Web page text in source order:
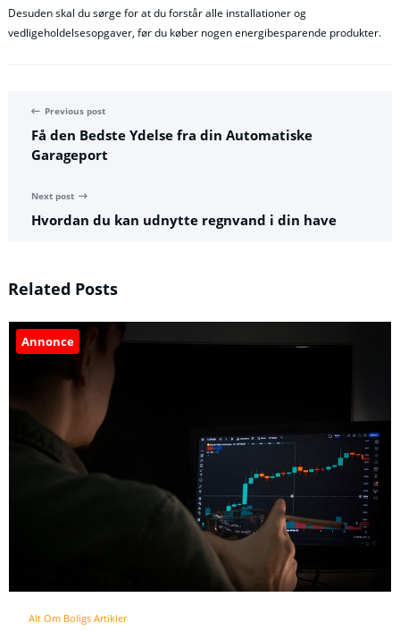
Desuden skal du sørge for at du forstår alle installationer og
vedligeholdelsesopgaver, før du køber nogen energibesparende produkter.
Previous post
Få den Bedste Ydelse fra din Automatiske
Garageport
Next post
Hvordan du kan udnytte regnvand i din have
Related Posts
Annonce
Alt Om Boligs Artikler